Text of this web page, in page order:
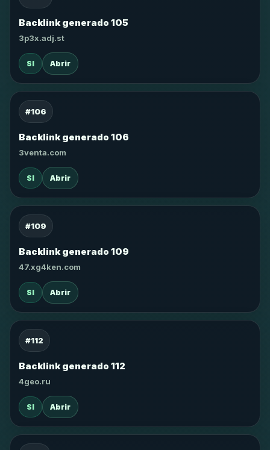
Backlink generado 105
3p3x.adj.st
SI Abrir
#106
Backlink generado 106
3venta.com
SI Abrir
#109
Backlink generado 109
47.xg4ken.com
SI Abrir
#112
Backlink generado 112
4geo.ru
SI Abrir